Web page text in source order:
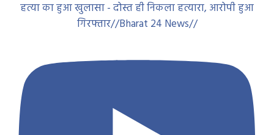
हत्या का हुआ खुलासा - दोस्त ही निकला हत्यारा, आरोपी हुआ
गिरफ्तार//Bharat 24 News//